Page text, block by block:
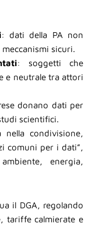
: dati della PA non
sicuri.
: soggetti che
e neutrale tra attori
donano dati per
scientifici.
condivisione,
comuni per i dati”,
energia,
il DGA, regolando
tariffe calmierate e